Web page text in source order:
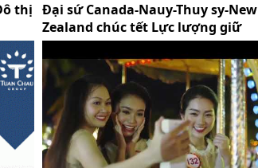
thị Đại sứ Canada-Nauy-Thuy sy-New
Zealand chúc tết Lực lượng giữ
gìn Hòa Bình